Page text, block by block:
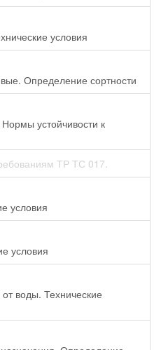
условия
Определение сортности
устойчивости к
ТР ТС 017.
условия
условия
воды. Технические